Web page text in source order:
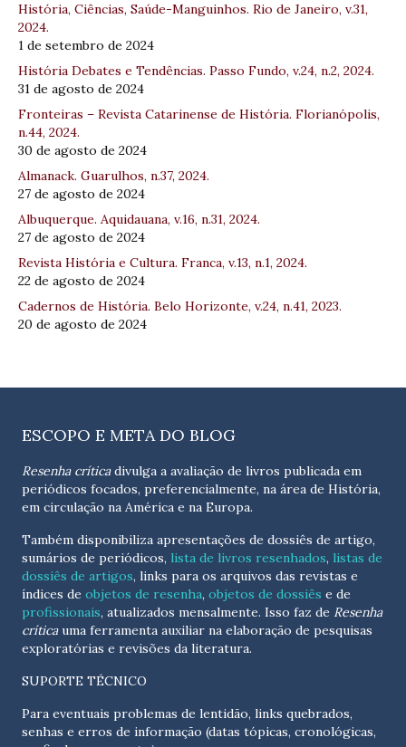
História, Ciências, Saúde-Manguinhos. Rio de Janeiro, v.31,
2024.
1 de setembro de 2024
História Debates e Tendências. Passo Fundo, v.24, n.2, 2024.
31 de agosto de 2024
Fronteiras – Revista Catarinense de História. Florianópolis,
n.44, 2024.
30 de agosto de 2024
Almanack. Guarulhos, n.37, 2024.
27 de agosto de 2024
Albuquerque. Aquidauana, v.16, n.31, 2024.
27 de agosto de 2024
Revista História e Cultura. Franca, v.13, n.1, 2024.
22 de agosto de 2024
Cadernos de História. Belo Horizonte, v.24, n.41, 2023.
20 de agosto de 2024
ESCOPO E META DO BLOG
Resenha críticadivulga a avaliação de livros publicada em
periódicos focados, preferencialmente, na área de História,
em circulação na América e na Europa.
Também disponibiliza apresentações de dossiês de artigo,
sumários de periódicos, lista de livros resenhados, listas de
dossiês de artigos, links para os arquivos das revistas e
índices de objetos de resenha, objetos de dossiês e de
profissionais, atualizados mensalmente. Isso faz de Resenha
críticauma ferramenta auxiliar na elaboração de pesquisas
exploratórias e revisões da literatura.
SUPORTE TÉCNICO
Para eventuais problemas de lentidão, links quebrados,
senhas e erros de informação (datas tópicas, cronológicas,